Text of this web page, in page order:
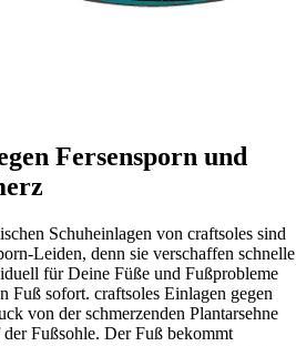
Fersensporn und
Schuheinlagen von craftsoles sind
Leiden, denn sie verschaffen schnelle
für Deine Füße und Fußprobleme
Fuß sofort. craftsoles Einlagen gegen
von der schmerzenden Plantarsehne
Fußsohle. Der Fuß bekommt